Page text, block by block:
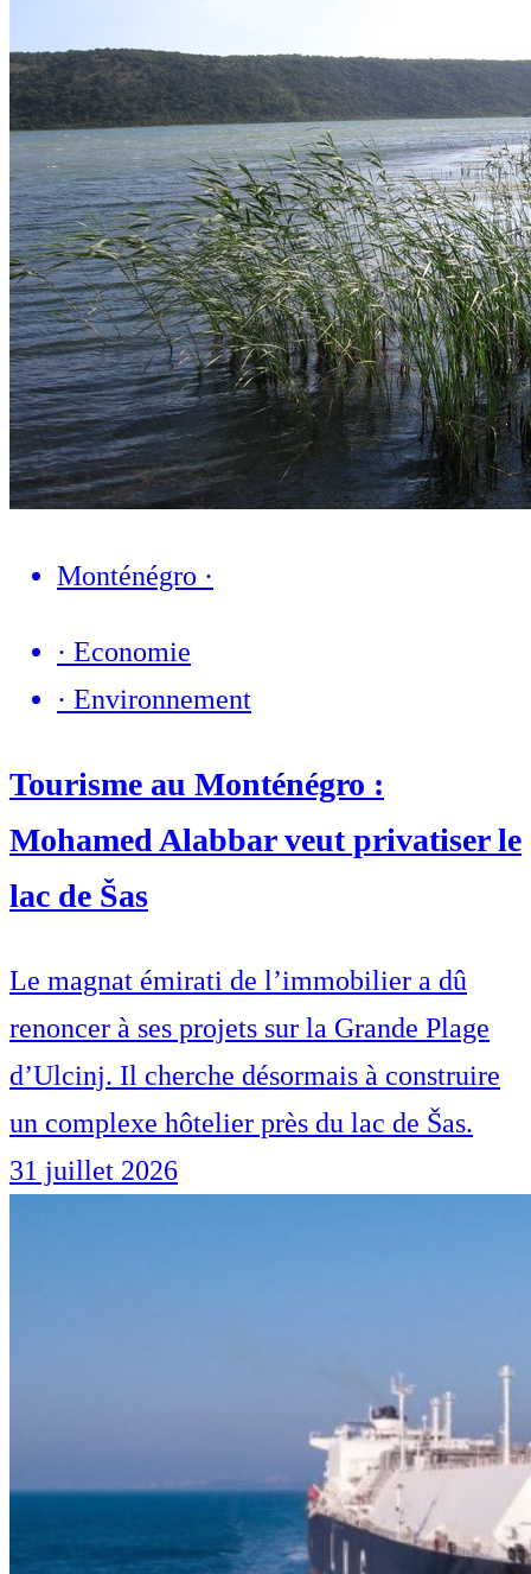
Monténégro ·
· Economie
· Environnement
Tourisme au Monténégro :
Mohamed Alabbar veut privatiser le
lac de Šas
Le magnat émirati de l’immobilier a dû
renoncer à ses projets sur la Grande Plage
d’Ulcinj. Il cherche désormais à construire
un complexe hôtelier près du lac de Šas.
31 juillet 2026